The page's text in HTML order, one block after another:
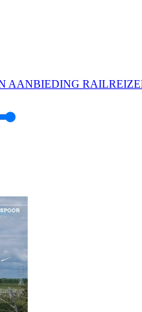
AANBIEDING